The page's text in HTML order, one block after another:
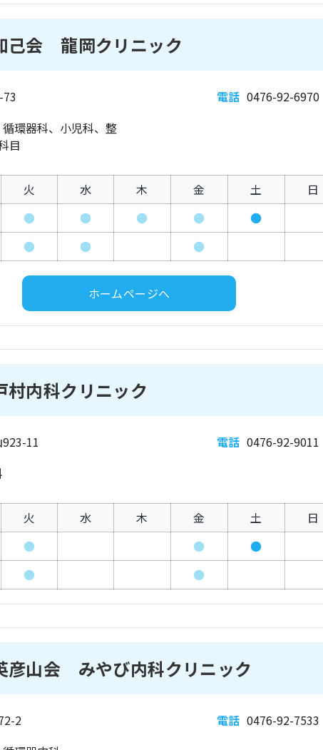
会 龍岡クリニック
電話 0476-92-6970
環器科、小児科、整
目
火 水 木 金 土 日
● ● ● ● ●
● ● ●
ホームページへ
内科クリニック
11 電話 0476-92-9011
火 水 木 金 土 日
● ● ●
● ●
山会 みやび内科クリニック
2 電話 0476-92-7533